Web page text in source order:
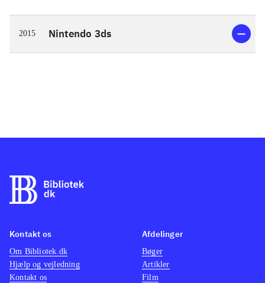
2015 Nintendo 3ds
Kontakt os
Om Bibliotek.dk
Hjælp og vejledning
Kontakt os
Afdelinger
Bøger
Artikler
Film